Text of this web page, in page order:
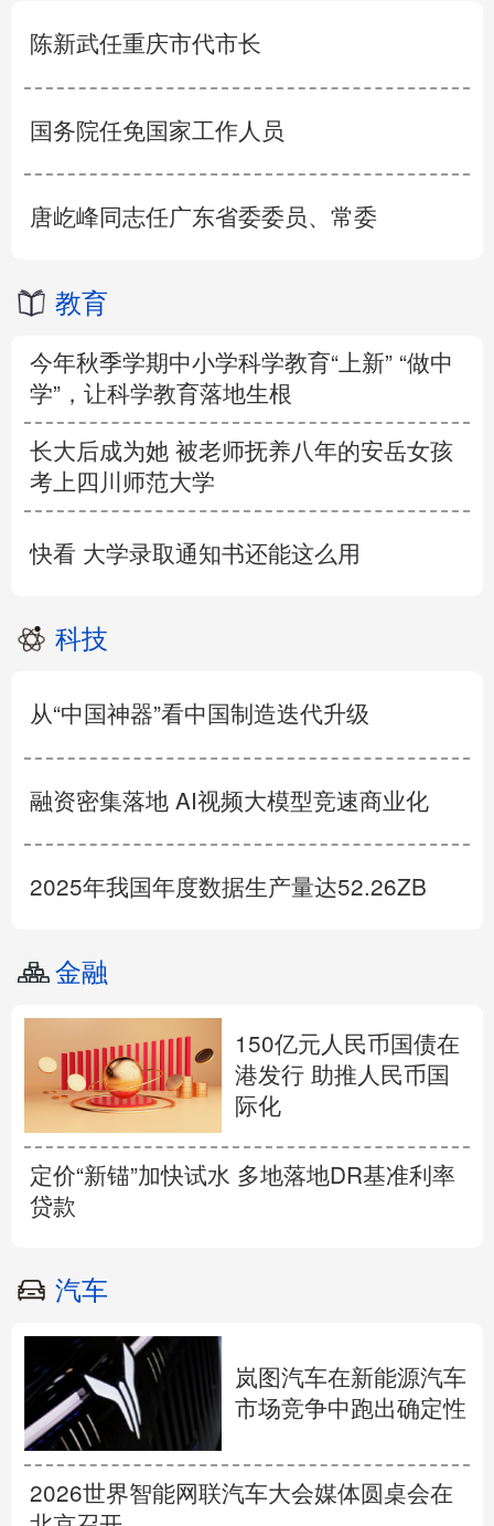
陈新武任重庆市代市长
国务院任免国家工作人员
唐屹峰同志任广东省委委员、常委
教育
今年秋季学期中小学科学教育“上新” “做中
学”，让科学教育落地生根
长大后成为她 被老师抚养八年的安岳女孩
考上四川师范大学
快看 大学录取通知书还能这么用
科技
从“中国神器”看中国制造迭代升级
融资密集落地 AI视频大模型竞速商业化
2025年我国年度数据生产量达52.26ZB
金融
150亿元人民币国债在
港发行 助推人民币国
际化
定价“新锚”加快试水 多地落地DR基准利率
贷款
汽车
岚图汽车在新能源汽车
市场竞争中跑出确定性
2026世界智能网联汽车大会媒体圆桌会在